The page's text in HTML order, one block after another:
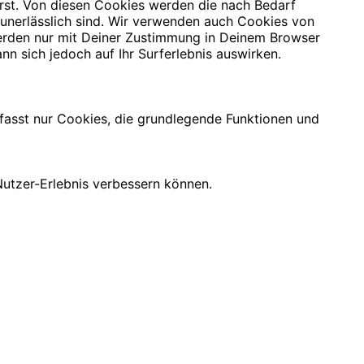
Von diesen Cookies werden die nach Bedarf
sind. Wir verwenden auch Cookies von
nur mit Deiner Zustimmung in Deinem Browser
sich jedoch auf Ihr Surferlebnis auswirken.
nur Cookies, die grundlegende Funktionen und
Erlebnis verbessern können.